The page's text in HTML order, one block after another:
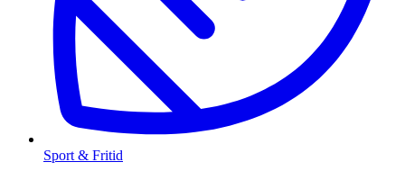
Sport & Fritid